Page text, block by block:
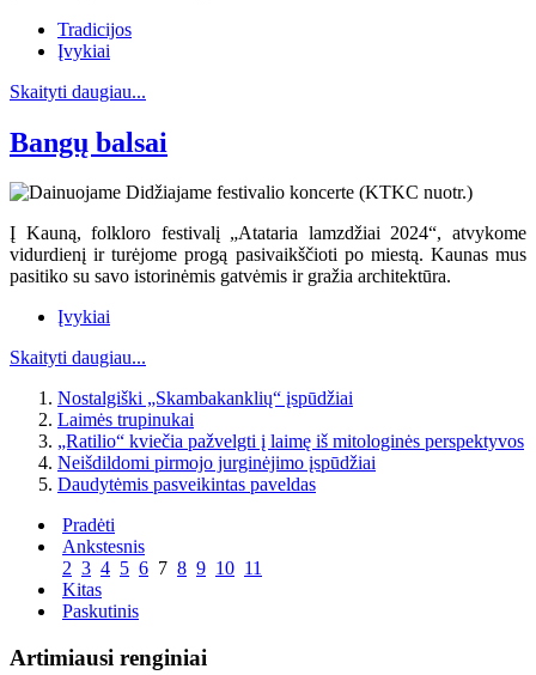
Tradicijos
Įvykiai
Skaityti daugiau...
Bangų balsai
Į Kauną, folkloro festivalį „Atataria lamzdžiai 2024“, atvykome
vidurdienį ir turėjome progą pasivaikščioti po miestą. Kaunas mus
pasitiko su savo istorinėmis gatvėmis ir gražia architektūra.
Įvykiai
Skaityti daugiau...
Nostalgiški „Skambakanklių“ įspūdžiai
Laimės trupinukai
„Ratilio“ kviečia pažvelgti į laimę iš mitologinės perspektyvos
Neišdildomi pirmojo jurginėjimo įspūdžiai
Daudytėmis pasveikintas paveldas
Pradėti
Ankstesnis
2 3 4 5 6 7 8 9 10 11
Kitas
Paskutinis
Artimiausi renginiai